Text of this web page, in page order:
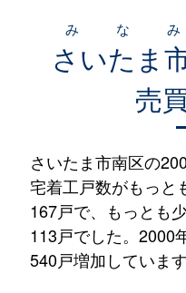
さいたま
みな
売
さいたま市南区の
宅着工戸数がもっと
167戸で、もっとも
113戸でした。2000
540戸増加しています